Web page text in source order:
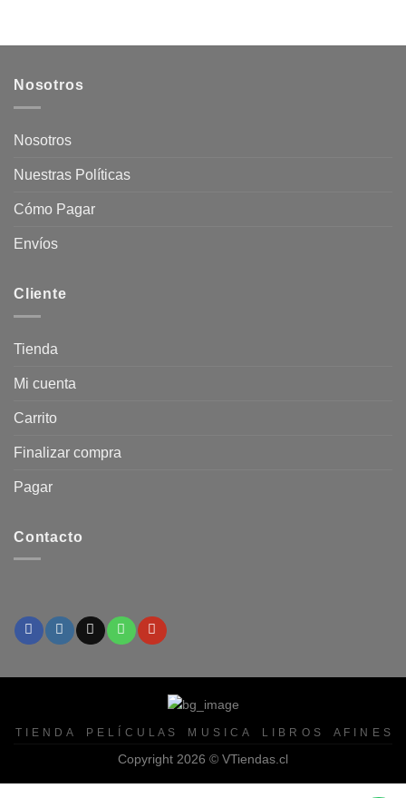
Nosotros
Nosotros
Nuestras Políticas
Cómo Pagar
Envíos
Cliente
Tienda
Mi cuenta
Carrito
Finalizar compra
Pagar
Contacto
T I E N D A P E L Í C U L A S M U S I C A L I B R O S A F I N E S
Copyright 2026 © VTiendas.cl